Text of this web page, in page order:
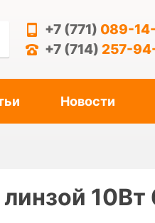
+7 (771) 089-
+7 (714) 257-
Новости